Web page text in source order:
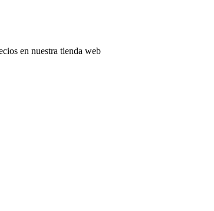
en nuestra tienda web